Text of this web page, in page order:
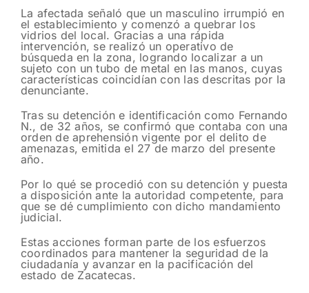
La afectada señaló que un masculino irrumpió en
el establecimiento y comenzó a quebrar los
vidrios del local. Gracias a una rápida
intervención, se realizó un operativo de
búsqueda en la zona, logrando localizar a un
sujeto con un tubo de metal en las manos, cuyas
características coincidían con las descritas por la
denunciante.
Tras su detención e identificación como Fernando
N., de 32 años, se confirmó que contaba con una
orden de aprehensión vigente por el delito de
amenazas, emitida el 27 de marzo del presente
año.
Por lo qué se procedió con su detención y puesta
a disposición ante la autoridad competente, para
que se dé cumplimiento con dicho mandamiento
judicial.
Estas acciones forman parte de los esfuerzos
coordinados para mantener la seguridad de la
ciudadanía y avanzar en la pacificación del
estado de Zacatecas.